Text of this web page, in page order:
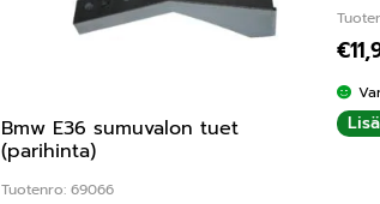
Bmw E36 sumuvalon tuet
(parihinta)
Tuotenro: 69066
€